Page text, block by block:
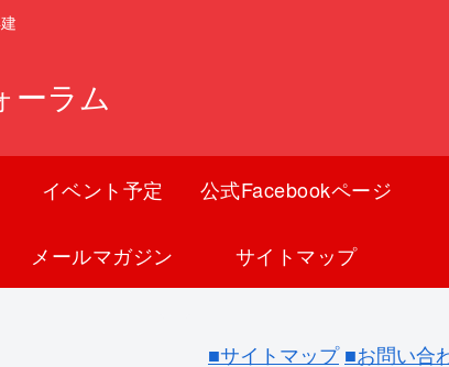
ーラム
イベント予定 公式Facebookページ
メールマガジン サイトマップ
■サイトマップ ■お問い合